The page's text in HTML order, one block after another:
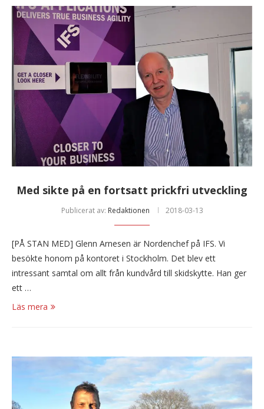
Med sikte på en fortsatt prickfri utveckling
Publicerat av: Redaktionen 2018-03-13
[PÅ STAN MED] Glenn Arnesen är Nordenchef på IFS. Vi
besökte honom på kontoret i Stockholm. Det blev ett
intressant samtal om allt från kundvård till skidskytte. Han ger
ett …
Läs mera